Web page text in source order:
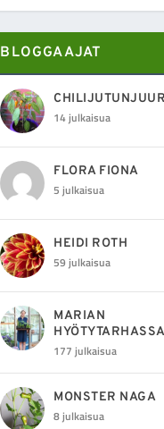
BLOGGAAJAT
14 julkaisua
FLORA FIONA
5 julkaisua
HEIDI ROTH
59 julkaisua
MARIAN
HYÖTYTARHASSA
177 julkaisua
MONSTER NAGA
8 julkaisua